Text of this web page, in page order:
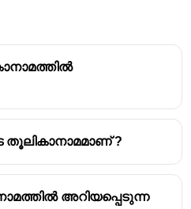
?
അറിയപ്പെടുന്ന